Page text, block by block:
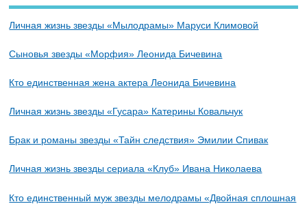
Личная жизнь звезды «Мылодрамы» Маруси Климовой
Сыновья звезды «Морфия» Леонида Бичевина
Кто единственная жена актера Леонида Бичевина
Личная жизнь звезды «Гусара» Катерины Ковальчук
Брак и романы звезды «Тайн следствия» Эмилии Спивак
Личная жизнь звезды сериала «Клуб» Ивана Николаева
Кто единственный муж звезды мелодрамы «Двойная сплошная